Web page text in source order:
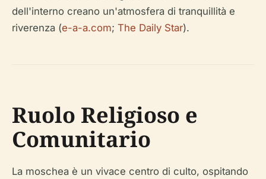
dell'interno creano un'atmosfera di tranquillità e
riverenza (e-a-a.com; The Daily Star).
Ruolo Religioso e
Comunitario
La moschea è un vivace centro di culto, ospitando